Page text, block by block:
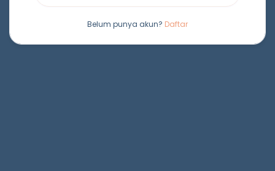
Belum punya akun? Daftar